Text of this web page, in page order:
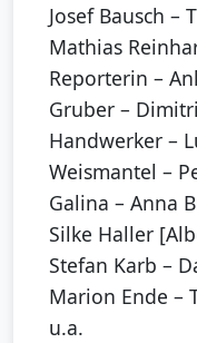
Josef Bausch –
Mathias
Reporterin –
Gruber –
Handwerker –
Weismantel –
Galina – Anna
Silke Haller
Stefan Karb –
Marion Ende –
u.a.